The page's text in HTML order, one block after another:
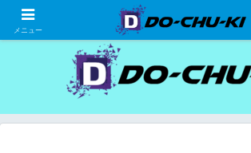
高級ホテルの格安宿泊研究、宿泊記
メニュー